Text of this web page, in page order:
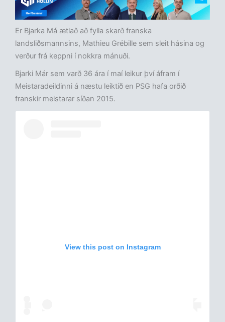
Er Bjarka Má ætlað að fylla skarð franska
landsliðsmannsins, Mathieu Grébille sem sleit hásina og
verður frá keppni í nokkra mánuði.
Bjarki Már sem varð 36 ára í maí leikur því áfram í
Meistaradeildinni á næstu leiktíð en PSG hafa orðið
franskir meistarar síðan 2015.
View this post on Instagram